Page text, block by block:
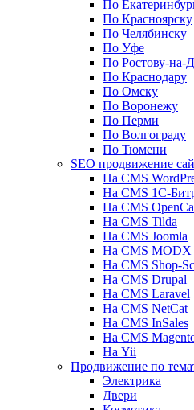
По
По Красноярску
По Челябинску
По Уфе
По Ростову-на-
По Краснодару
По Омску
По Воронежу
По Перми
По Волгограду
По Тюмени
SEO продвижение
На CMS
На CMS 1С-
На CMS
На CMS Tilda
На CMS Joomla
На CMS MODX
На CMS Shop-
На CMS Drupal
На CMS Laravel
На CMS NetCat
На CMS InSales
На CMS
На Yii
Продвижение по
Электрика
Двери